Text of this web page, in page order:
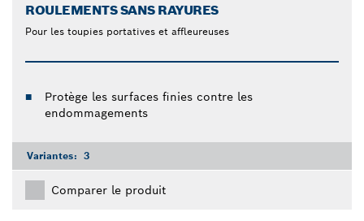
ROULEMENTS SANS RAYURES
Pour les toupies portatives et affleureuses
Protège les surfaces finies contre les
endommagements
Variantes: 3
Comparer le produit